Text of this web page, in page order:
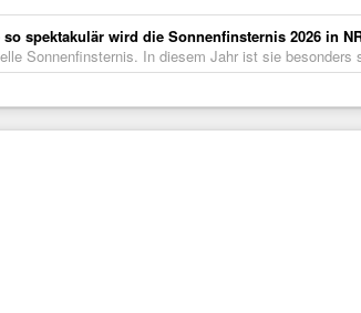
spektakulär wird die Sonnenfinsternis 2026 in
Sonnenfinsternis. In diesem Jahr ist sie besonders